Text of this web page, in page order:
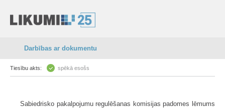
Darbības ar dokumentu
Tiesību akts: spēkā esošs
Sabiedrisko pakalpojumu regulēšanas komisijas padomes lēmums